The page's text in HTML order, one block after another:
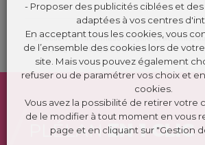
© Direction de l'information légale et
comarquage developpé parkienso.fr
PLÉLANEN 1 CLIC
- Proposer des publicités ciblées et
adaptées à vos centres
En acceptant tous les cookies, vous
de l’ensemble des cookies lors de
site. Mais vous pouvez également
refuser ou de paramétrer vos choix et
cookies.
Vous avez la possibilité de retirer votre
de le modifier à tout moment en vous
page et en cliquant sur "Gestion